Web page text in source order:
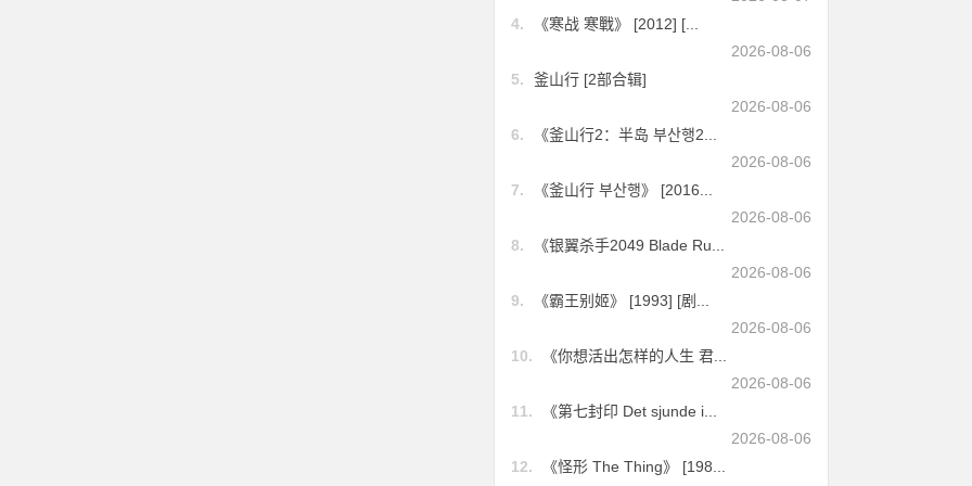
4.
《寒战 寒戰》 [2012] [...
2026-08-06
5.
釜山行 [2部合辑]
2026-08-06
6.
《釜山行2：半岛 부산행2...
2026-08-06
7.
《釜山行 부산행》 [2016...
2026-08-06
8.
《银翼杀手2049 Blade Ru...
2026-08-06
9.
《霸王别姬》 [1993] [剧...
2026-08-06
10.
《你想活出怎样的人生 君...
2026-08-06
11.
《第七封印 Det sjunde i...
2026-08-06
12.
《怪形 The Thing》 [198...